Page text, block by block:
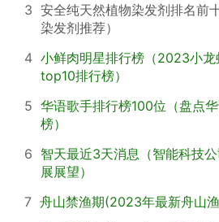
3 安全纯天然植物染发剂排名前
染发剂推荐）
4 小鲜肉明星排行榜（2023小龙
top10排行榜）
5 华语歌手排行榜100位（盘点
榜）
6 智天最近3天消息（智能科技
展展望）
7 舟山禁渔期(2023年最新舟山